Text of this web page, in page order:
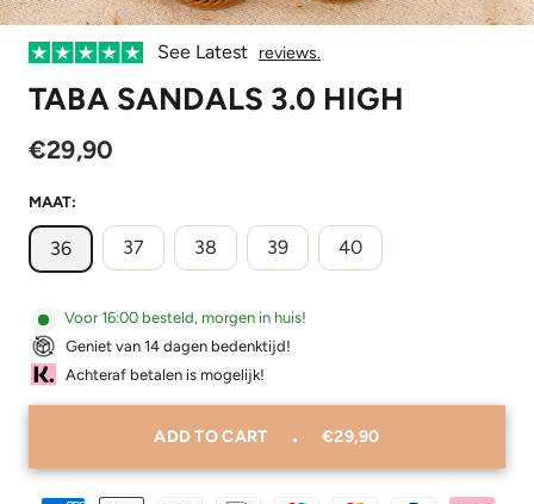
See Latest reviews.
TABA SANDALS 3.0 HIGH
€29,90
MAAT:
36 37 38 39 40
Voor 16:00 besteld, morgen in huis!
Geniet van 14 dagen bedenktijd!
Achteraf betalen is mogelijk!
ADD TO CART €29,90